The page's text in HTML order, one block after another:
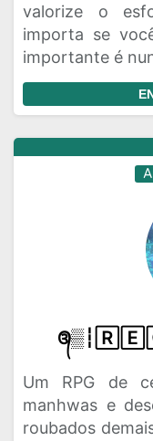
valorize o
importa se
importante é
Um RPG de
manhwas e
roubados